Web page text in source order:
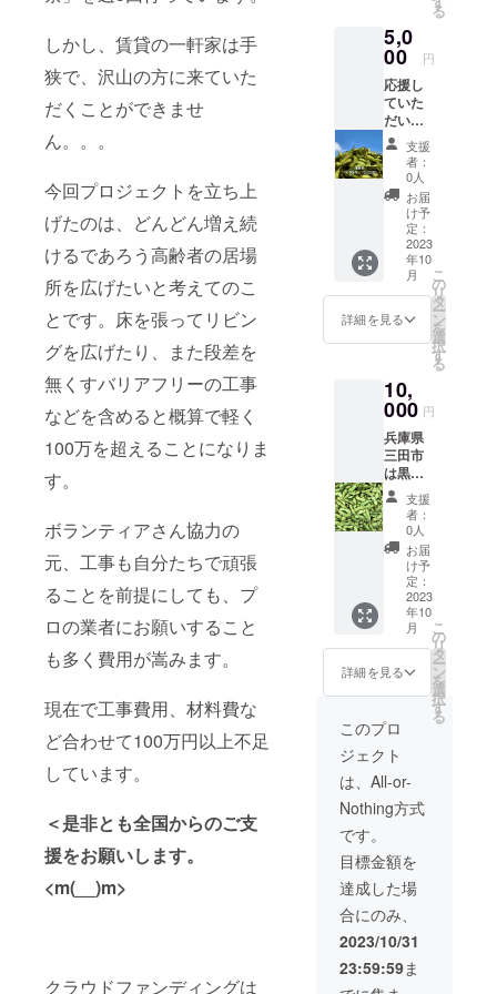
しかし、賃貸の一軒家は手
狭で、沢山の方に来ていた
だくことができませ
ん。。。
今回プロジェクトを立ち上
げたのは、どんどん増え続
けるであろう高齢者の居場
所を広げたいと考えてのこ
とです。床を張ってリビン
グを広げたり、また段差を
無くすバリアフリーの工事
などを含めると概算で軽く
100万を超えることになりま
す。
ボランティアさん協力の
元、工事も自分たちで頑張
ることを前提にしても、プ
ロの業者にお願いすること
も多く費用が嵩みます。
現在で工事費用、材料費な
ど合わせて100万円以上不足
しています。
＜是非とも全国からのご支
援をお願いします。
<m(__)m>
クラウドファンディングは
(枝無し)
る
5,0
00 円
応援し
ていた
だいた
方へ金
額に
よって
になり
ます
が、三
田市特
産品の
黒枝豆
500ｇを
御礼品
とさせ
ていた
す！応
援よろ
しくお
願いい
たしま
す。(枝
無し)
支援
者：
0人
お届
け予
定：
2023
年10
月
詳細を見る
こ
の
リ
タ
ー
ン
を
選
択
す
る
10,
000 円
兵庫県
三田市
は黒枝
豆の産
地！ほ
くほく
の枝豆
2kgをリ
ターン
します
(^▽^)/
応援よ
ろしく
お願い
しま
す。(枝
無し)
支援
者：
0人
お届
け予
定：
2023
年10
月
詳細を見る
こ
の
リ
タ
ー
ン
を
選
択
す
る
このプロ
ジェクト
は、All-or-
Nothing方式
です。
目標金額を
達成した場
合にのみ、
2023/10/31
23:59:59ま